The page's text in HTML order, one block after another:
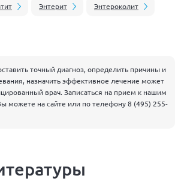
Энтерит Энтероколит
точный диагноз, определить причины и
назначить эффективное лечение может
врач. Записаться на прием к нашим
можете на сайте или по телефону8 (495) 255-